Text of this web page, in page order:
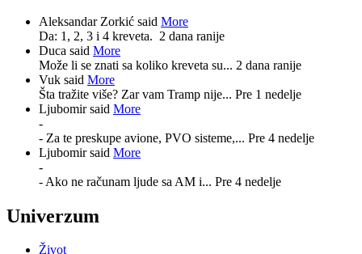
Aleksandar Zorkić said More
Da: 1, 2, 3 i 4 kreveta. 2 dana ranije
Duca said More
Može li se znati sa koliko kreveta su... 2 dana ranije
Vuk said More
Šta tražite više? Zar vam Tramp nije... Pre 1 nedelje
Ljubomir said More
-
- Za te preskupe avione, PVO sisteme,... Pre 4 nedelje
Ljubomir said More
-
- Ako ne računam ljude sa AM i... Pre 4 nedelje
Univerzum
Život